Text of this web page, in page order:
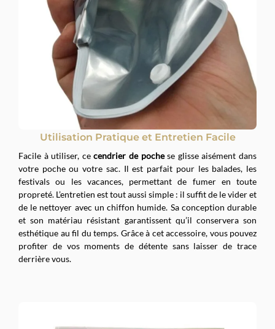
Utilisation Pratique et Entretien Facile
Facile à utiliser, cecendrier de pochese glisse aisément dans
votre poche ou votre sac. Il est parfait pour les balades, les
festivals ou les vacances, permettant de fumer en toute
propreté. L’entretien est tout aussi simple : il suffit de le vider et
de le nettoyer avec un chiffon humide. Sa conception durable
et son matériau résistant garantissent qu’il conservera son
esthétique au fil du temps. Grâce à cet accessoire, vous pouvez
profiter de vos moments de détente sans laisser de trace
derrière vous.